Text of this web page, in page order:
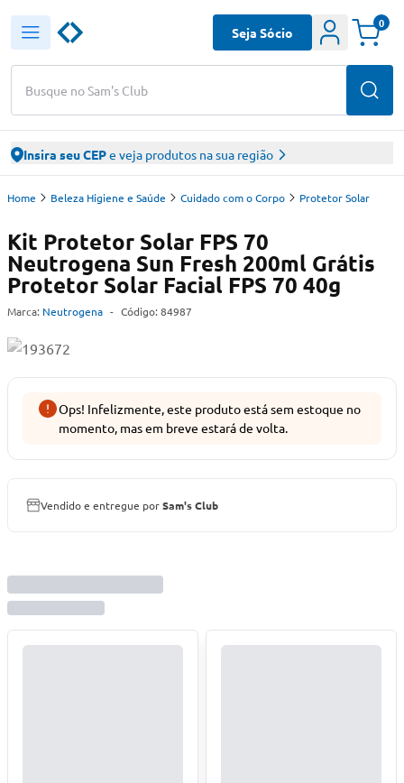
Busque no Sam's Club
Seja Sócio
0
Insira seu CEPe veja produtos na sua região
Home Beleza Higiene e Saúde Cuidado com o Corpo Protetor Solar
Kit Protetor Solar FPS 70
Neutrogena Sun Fresh 200ml Grátis
Protetor Solar Facial FPS 70 40g
Marca: Neutrogena - Código: 84987
Ops! Infelizmente, este produto está sem estoque no
momento, mas em breve estará de volta.
Vendido e entregue porSam's Club